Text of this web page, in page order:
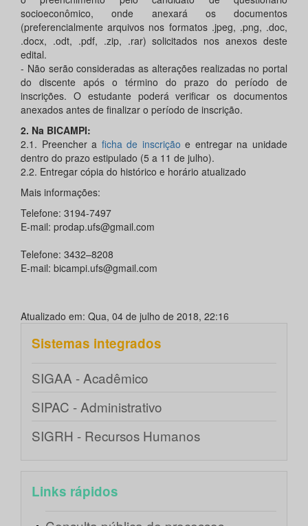
socioeconômico, onde anexará os documentos
(preferencialmente arquivos nos formatos .jpeg, .png, .doc,
.docx, .odt, .pdf, .zip, .rar) solicitados nos anexos deste
edital.
- Não serão consideradas as alterações realizadas no portal
do discente após o término do prazo do período de
inscrições. O estudante poderá verificar os documentos
anexados antes de finalizar o período de inscrição.
2. Na BICAMPI:
2.1. Preencher a ficha de inscrição e entregar na unidade
dentro do prazo estipulado (5 a 11 de julho).
2.2. Entregar cópia do histórico e horário atualizado
Mais informações:
Telefone: 3194-7497
E-mail: prodap.ufs@gmail.com
Telefone: 3432–8208
E-mail: bicampi.ufs@gmail.com
Atualizado em: Qua, 04 de julho de 2018, 22:16
Sistemas integrados
SIGAA - Acadêmico
SIPAC - Administrativo
SIGRH - Recursos Humanos
Links rápidos